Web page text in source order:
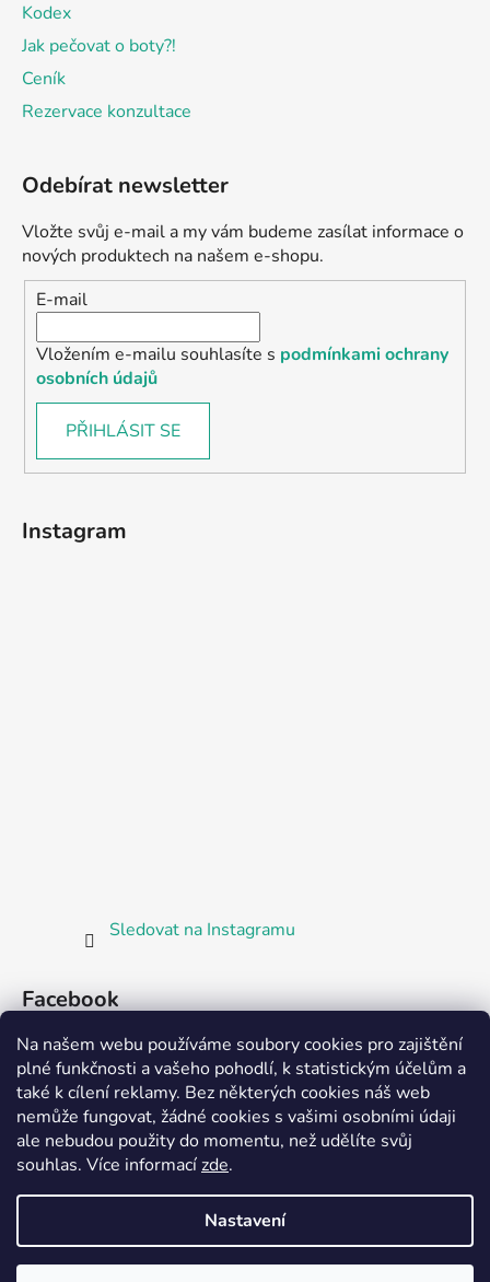
Na našem webu používáme soubory cookies pro zajištění
plné funkčnosti a vašeho pohodlí, k statistickým účelům a
také k cílení reklamy. Bez některých cookies náš web
nemůže fungovat, žádné cookies s vašimi osobními údaji
ale nebudou použity do momentu, než udělíte svůj
souhlas. Více informacízde.
Nastavení
Kodex
Jak pečovat o boty?!
Ceník
Rezervace konzultace
Odebírat newsletter
Vložte svůj e-mail a my vám budeme zasílat informace o
nových produktech na našem e-shopu.
E-mail
Vložením e-mailu souhlasíte s podmínkami ochrany
osobních údajů
PŘIHLÁSIT SE
Instagram
Sledovat na Instagramu
Facebook
Partnerská prodejna Barefoot Plzeň
Vytvořil Shoptet